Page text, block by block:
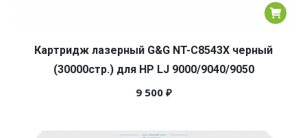
Картридж лазерный G&G NT-C8543X черный
(30000стр.) для HP LJ 9000/9040/9050
9 500 ₽